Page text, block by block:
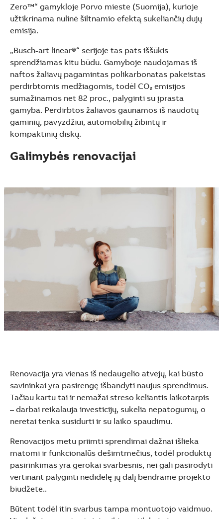
Zero™“ gamykloje Porvo mieste (Suomija), kurioje
užtikrinama nulinė šiltnamio efektą sukeliančių dujų
emisija.
„Busch-art linear®“ serijoje tas pats iššūkis
sprendžiamas kitu būdu. Gamyboje naudojamas iš
naftos žaliavų pagamintas polikarbonatas pakeistas
perdirbtomis medžiagomis, todėl CO₂ emisijos
sumažinamos net 82 proc., palyginti su įprasta
gamyba. Perdirbtos žaliavos gaunamos iš naudotų
gaminių, pavyzdžiui, automobilių žibintų ir
kompaktinių diskų.
Galimybės renovacijai
Renovacija yra vienas iš nedaugelio atvejų, kai būsto
savininkai yra pasirengę išbandyti naujus sprendimus.
Tačiau kartu tai ir nemažai streso keliantis laikotarpis
– darbai reikalauja investicijų, sukelia nepatogumų, o
neretai tenka susidurti ir su laiko spaudimu.
Renovacijos metu priimti sprendimai dažnai išlieka
matomi ir funkcionalūs dešimtmečius, todėl produktų
pasirinkimas yra gerokai svarbesnis, nei gali pasirodyti
vertinant palyginti nedidelę jų dalį bendrame projekto
biudžete..
Būtent todėl itin svarbus tampa montuotojo vaidmuo.